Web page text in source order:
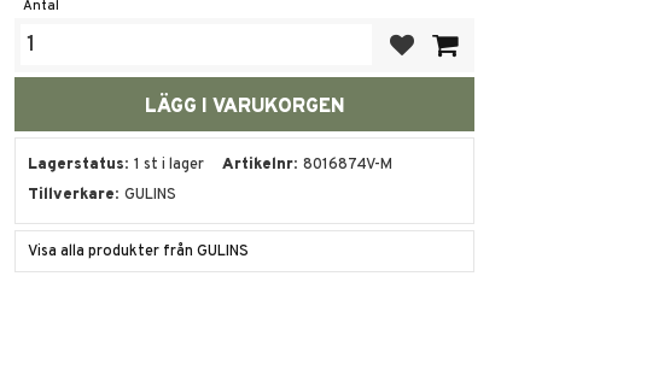
Antal
Lagerstatus 1 st i lager Artikelnr 8016874V-M
Tillverkare GULINS
Visa alla produkter från GULINS